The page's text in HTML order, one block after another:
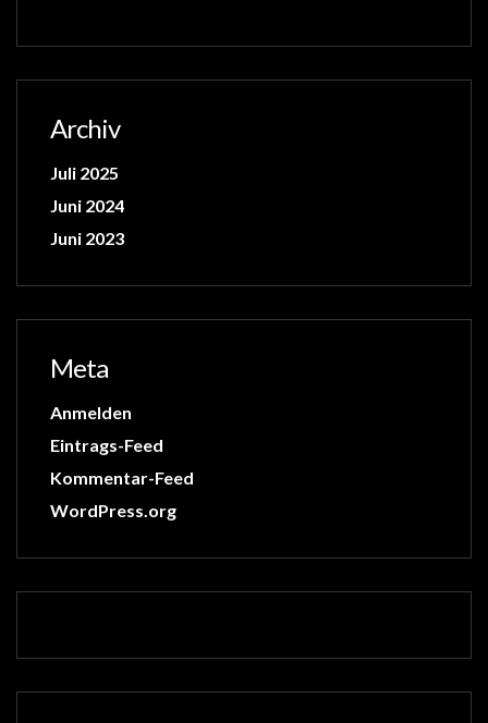
Archiv
Juli 2025
Juni 2024
Juni 2023
Meta
Anmelden
Eintrags-Feed
Kommentar-Feed
WordPress.org